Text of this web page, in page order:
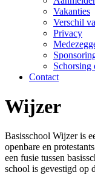
Vakanties
Verschil
Privacy
Contact
Wijzer
Basisschool Wijzer is
openbare en
een fusie tussen
school is gevestigd op